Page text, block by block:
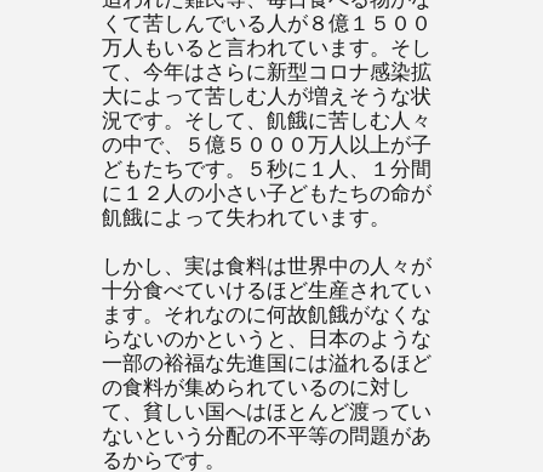
くて苦しんでいる人が８億１５００
万人もいると言われています。そし
て、今年はさらに新型コロナ感染拡
大によって苦しむ人が増えそうな状
況です。そして、飢餓に苦しむ人々
の中で、５億５０００万人以上が子
どもたちです。５秒に１人、１分間
に１２人の小さい子どもたちの命が
飢餓によって失われています。
しかし、実は食料は世界中の人々が
十分食べていけるほど生産されてい
ます。それなのに何故飢餓がなくな
らないのかというと、日本のような
一部の裕福な先進国には溢れるほど
の食料が集められているのに対し
て、貧しい国へはほとんど渡ってい
ないという分配の不平等の問題があ
るからです。